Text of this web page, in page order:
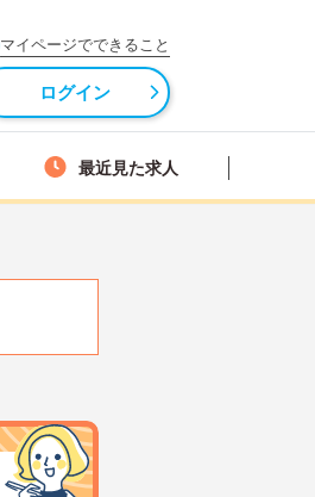
マイページでできること
ログイン
最近見た求人